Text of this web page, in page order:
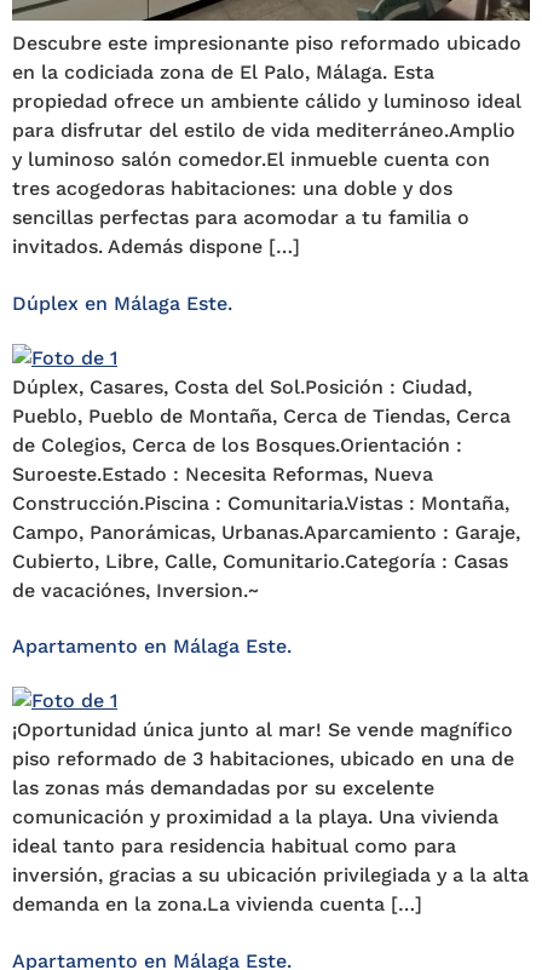
Descubre este impresionante piso reformado ubicado
en la codiciada zona de El Palo, Málaga. Esta
propiedad ofrece un ambiente cálido y luminoso ideal
para disfrutar del estilo de vida mediterráneo.Amplio
y luminoso salón comedor.El inmueble cuenta con
tres acogedoras habitaciones: una doble y dos
sencillas perfectas para acomodar a tu familia o
invitados. Además dispone […]
Dúplex en Málaga Este.
Dúplex, Casares, Costa del Sol.Posición : Ciudad,
Pueblo, Pueblo de Montaña, Cerca de Tiendas, Cerca
de Colegios, Cerca de los Bosques.Orientación :
Suroeste.Estado : Necesita Reformas, Nueva
Construcción.Piscina : Comunitaria.Vistas : Montaña,
Campo, Panorámicas, Urbanas.Aparcamiento : Garaje,
Cubierto, Libre, Calle, Comunitario.Categoría : Casas
de vacaciónes, Inversion.~
Apartamento en Málaga Este.
¡Oportunidad única junto al mar! Se vende magnífico
piso reformado de 3 habitaciones, ubicado en una de
las zonas más demandadas por su excelente
comunicación y proximidad a la playa. Una vivienda
ideal tanto para residencia habitual como para
inversión, gracias a su ubicación privilegiada y a la alta
demanda en la zona.La vivienda cuenta […]
Apartamento en Málaga Este.